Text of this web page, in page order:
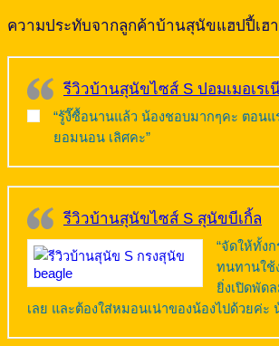
ความประทับจากลูกค้าบ้านสุนัขแฮปปี้เฮ
รีวิวบ้านสุนัขไซส์ S ปอมเมอเรเ
“รู้งี๊ซื้อนานแล้ว น้องชอบมากๆคะ ตอนแ
ยอมนอน เลิศคะ”
รีวิวบ้านสุนัขไซส์ S สุนัขบีเกิ้ล
“จัดให้ทั้ง
ทนทานใช้
ยิ่งเปิดพัด
เลย และต้องใส่หมอนเน่าของน้องไปด้วยค่ะ